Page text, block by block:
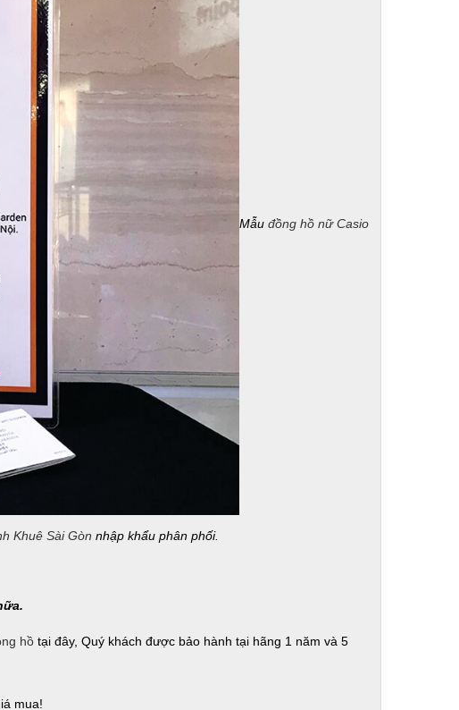
Mẫu đồng hồ nữ Casio
Khuê Sài Gòn nhập khẩu phân phối.
hồ tại đây, Quý khách được bảo hành tại hãng 1 năm và 5
mua!